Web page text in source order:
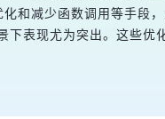
和减少函数调用等手段
表现尤为突出。这些优